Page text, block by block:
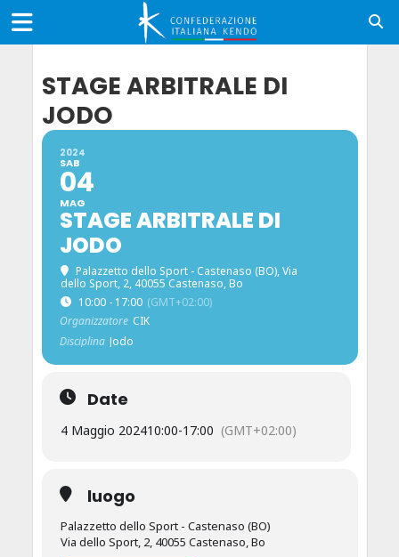
STAGE ARBITRALE DI
JODO
2024
SAB
04
MAG
STAGE ARBITRALE DI
JODO
Palazzetto dello Sport - Castenaso (BO), Via
dello Sport, 2, 40055 Castenaso, Bo
10:00 - 17:00 (GMT+02:00)
Organizzatore CIK
Disciplina Jodo
Date
4 Maggio 202410:00-17:00 (GMT+02:00)
luogo
Palazzetto dello Sport - Castenaso (BO)
Via dello Sport, 2, 40055 Castenaso, Bo